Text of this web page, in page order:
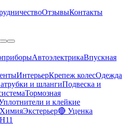
ОтзывыКонтакты
АвтоэлектрикаВпускная
ИнтерьерКрепеж колесОдежда
и шлангиПодвеска и
Тормозная
и клейкие
ХимияЭкстерьер🔴 Уценка
H11